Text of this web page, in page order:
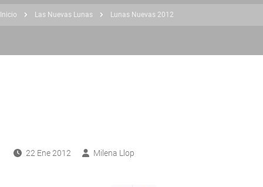
Inicio Las Nuevas Lunas Lunas Nuevas 2012
22 Ene 2012 Milena Llop